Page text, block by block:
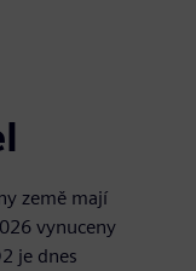
země mají
vynuceny
je dnes